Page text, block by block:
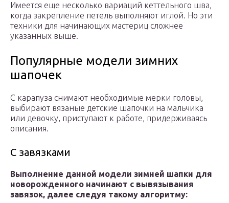
Имеется еще несколько вариаций кеттельного шва,
когда закрепление петель выполняют иглой. Но эти
техники для начинающих мастериц сложнее
указанных выше.
Популярные модели зимних
шапочек
С карапуза снимают необходимые мерки головы,
выбирают вязаные детские шапочки на мальчика
или девочку, приступают к работе, придерживаясь
описания.
С завязками
Выполнение данной модели зимней шапки для
новорожденного начинают с вывязывания
завязок, далее следуя такому алгоритму: